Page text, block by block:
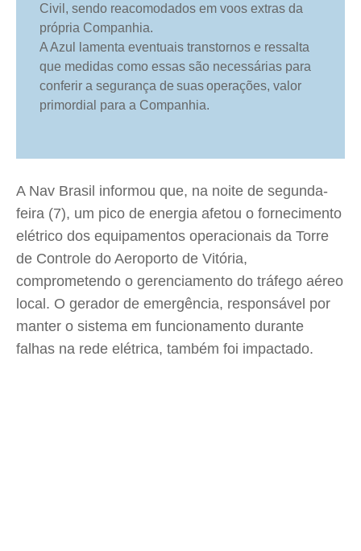
Civil, sendo reacomodados em voos extras da
própria Companhia.
A Azul lamenta eventuais transtornos e ressalta
que medidas como essas são necessárias para
conferir a segurança de suas operações, valor
primordial para a Companhia.
A Nav Brasil informou que, na noite de segunda-
feira (7), um pico de energia afetou o fornecimento
elétrico dos equipamentos operacionais da Torre
de Controle do Aeroporto de Vitória,
comprometendo o gerenciamento do tráfego aéreo
local. O gerador de emergência, responsável por
manter o sistema em funcionamento durante
falhas na rede elétrica, também foi impactado.